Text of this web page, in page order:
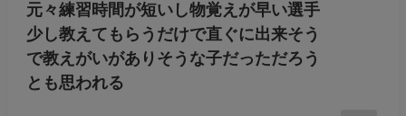
元々練習時間が短いし物覚えが早い選手
少し教えてもらうだけで直ぐに出来そう
で教えがいがありそうな子だっただろう
とも思われる